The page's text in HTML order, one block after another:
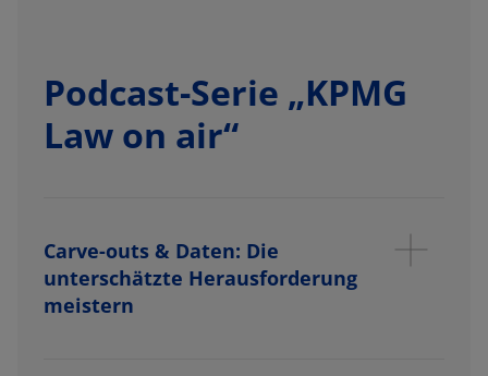
Podcast-Serie „KPMG
Law on air“
Carve-outs & Daten: Die
unterschätzte Herausforderung
meistern